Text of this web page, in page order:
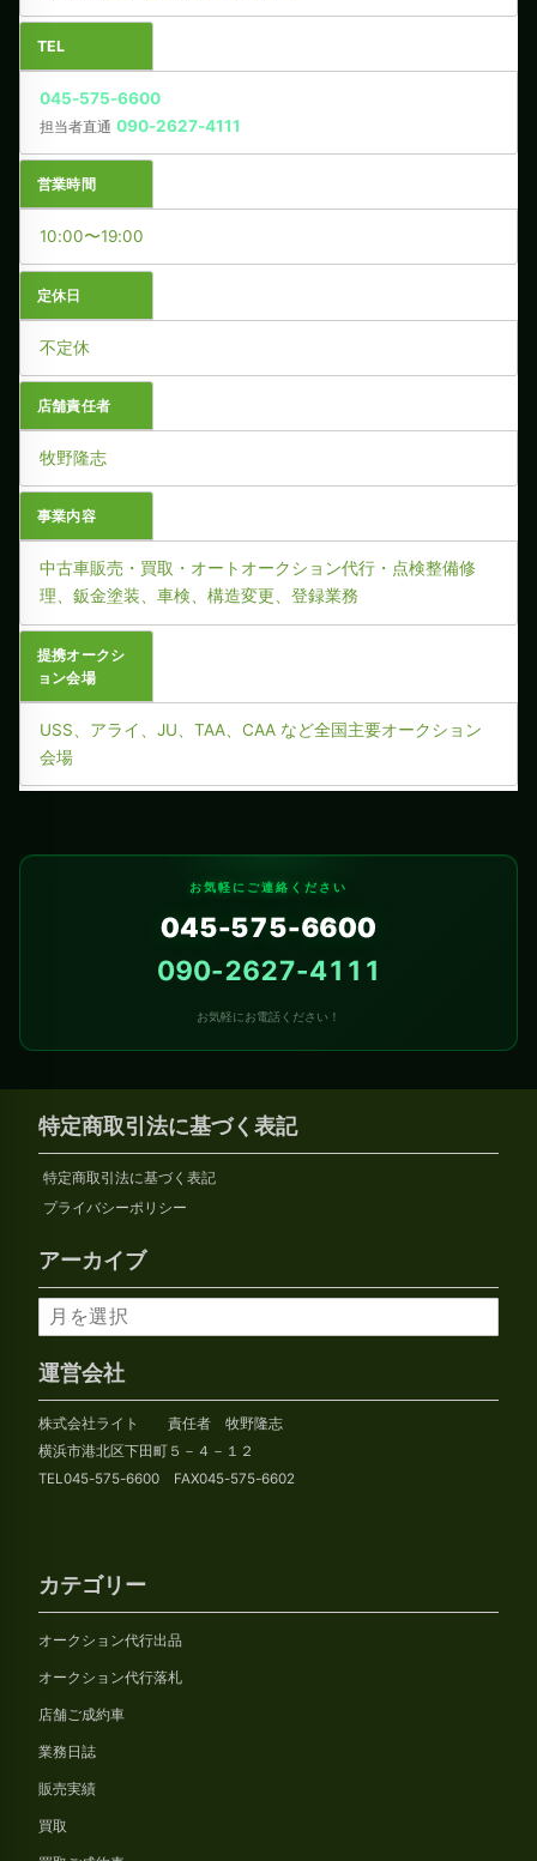
TEL
045-575-6600
担当者直通 090-2627-4111
営業時間
10:00〜19:00
定休日
不定休
店舗責任者
牧野隆志
事業内容
中古車販売・買取・オートオークション代行・点検整備修
理、鈑金塗装、車検、構造変更、登録業務
提携オークシ
ョン会場
USS、アライ、JU、TAA、CAA など全国主要オークション
会場
お気軽にご連絡ください
045-575-6600
090-2627-4111
お気軽にお電話ください！
特定商取引法に基づく表記
特定商取引法に基づく表記
プライバシーポリシー
アーカイブ
ア
ー
カ
イ
ブ
運営会社
株式会社ライト 責任者 牧野隆志
横浜市港北区下田町５－４－１２
TEL045-575-6600 FAX045-575-6602
カテゴリー
オークション代行出品
オークション代行落札
店舗ご成約車
業務日誌
販売実績
買取